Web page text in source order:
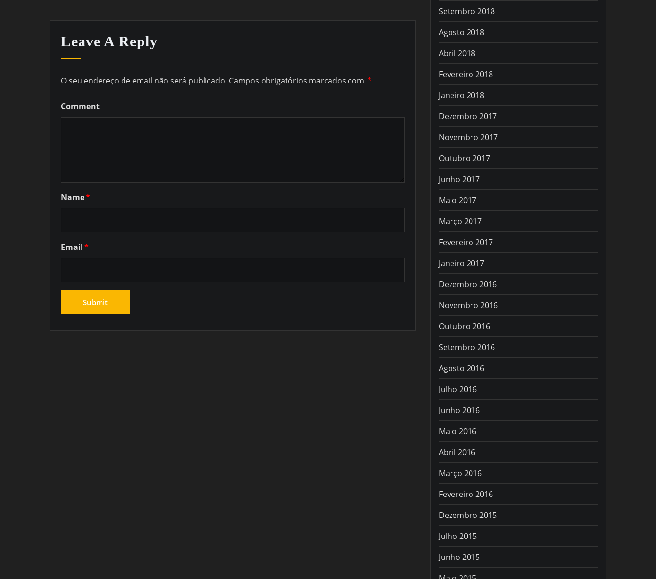
Leave A Reply
O seu endereço de email não será publicado. Campos obrigatórios marcados com *
Comment
Name*
Email*
Setembro 2018
Agosto 2018
Abril 2018
Fevereiro 2018
Janeiro 2018
Dezembro 2017
Novembro 2017
Outubro 2017
Junho 2017
Maio 2017
Março 2017
Fevereiro 2017
Janeiro 2017
Dezembro 2016
Novembro 2016
Outubro 2016
Setembro 2016
Agosto 2016
Julho 2016
Junho 2016
Maio 2016
Abril 2016
Março 2016
Fevereiro 2016
Dezembro 2015
Julho 2015
Junho 2015